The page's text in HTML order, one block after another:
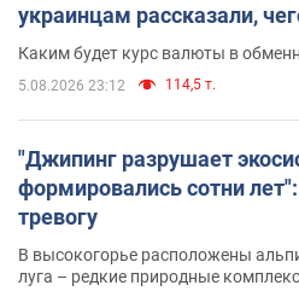
украинцам рассказали,
Каким будет курс валюты в
5.08.2026 23:12 114,5 т.
"Джипинг разрушает
формировались сотни
тревогу
В высокогорье расположены
луга – редкие природные